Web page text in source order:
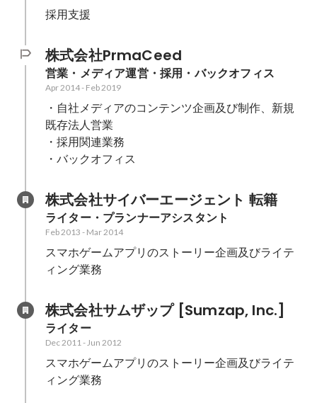
採用支援
株式会社PrmaCeed
営業・メディア運営・採用・バックオフィス
Apr 2014- Feb 2019
・自社メディアのコンテンツ企画及び制作、新規
既存法人営業
・採用関連業務
・バックオフィス
株式会社サイバーエージェント 転籍
ライター・プランナーアシスタント
Feb 2013 - Mar 2014
スマホゲームアプリのストーリー企画及びライテ
ィング業務
株式会社サムザップ [Sumzap, Inc.]
ライター
Dec 2011 - Jun 2012
スマホゲームアプリのストーリー企画及びライテ
ィング業務